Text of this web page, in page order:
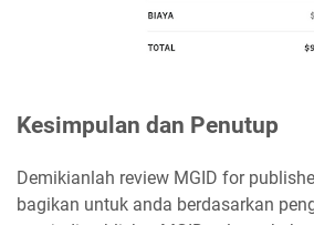
Kesimpulan dan Penutup
Demikianlah review MGID for
bagikan untuk anda berdasarkan